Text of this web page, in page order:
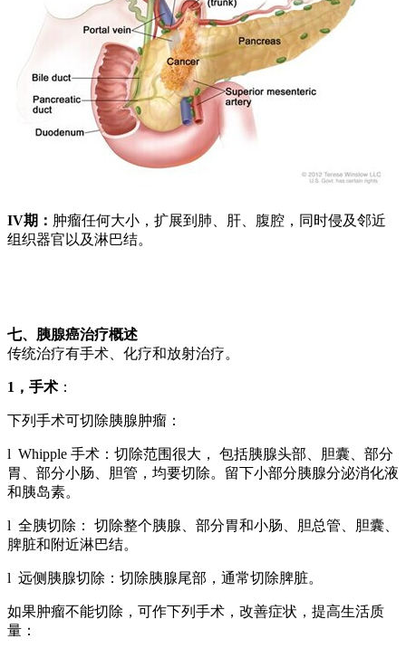
IV期： 肿瘤任何大小，扩展到肺、肝、腹腔，同时侵及邻近
组织器官以及淋巴结。
七、胰腺癌治疗概述
传统治疗有手术、化疗和放射治疗。
1 ，手术 ：
下列手术可切除胰腺肿瘤：
l Whipple 手术：切除范围很大， 包括胰腺头部、胆囊、部分
胃、部分小肠、胆管，均要切除。留下小部分胰腺分泌消化液
和胰岛素。
l 全胰切除： 切除整个胰腺、部分胃和小肠、胆总管、胆囊、
脾脏和附近淋巴结。
l 远侧胰腺切除：切除胰腺尾部，通常切除脾脏。
如果肿瘤不能切除，可作下列手术，改善症状，提高生活质
量：